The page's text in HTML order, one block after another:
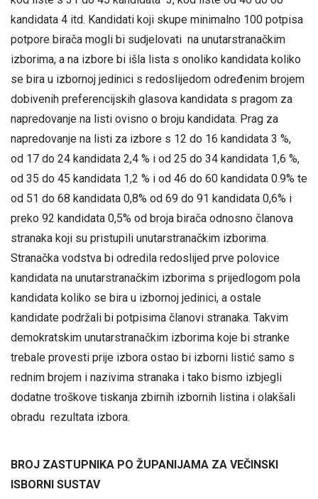
kandidata 4 itd. Kandidati koji skupe minimalno 100 potpisa
potpore birača mogli bi sudjelovati na unutarstranačkim
izborima, a na izbore bi išla lista s onoliko kandidata koliko
se bira u izbornoj jedinici s redoslijedom određenim brojem
dobivenih preferencijskih glasova kandidata s pragom za
napredovanje na listi ovisno o broju kandidata. Prag za
napredovanje na listi za izbore s 12 do 16 kandidata 3 %,
od 17 do 24 kandidata 2,4 % i od 25 do 34 kandidata 1,6 %,
od 35 do 45 kandidata 1,2 % i od 46 do 60 kandidata 0.9% te
od 51 do 68 kandidata 0,8% od 69 do 91 kandidata 0,6% i
preko 92 kandidata 0,5% od broja birača odnosno članova
stranaka koji su pristupili unutarstranačkim izborima.
Stranačka vodstva bi odredila redoslijed prve polovice
kandidata na unutarstranačkim izborima s prijedlogom pola
kandidata koliko se bira u izbornoj jedinici, a ostale
kandidate podržali bi potpisima članovi stranaka. Takvim
demokratskim unutarstranačkim izborima koje bi stranke
trebale provesti prije izbora ostao bi izborni listić samo s
rednim brojem i nazivima stranaka i tako bismo izbjegli
dodatne troškove tiskanja zbirnih izbornih listina i olakšali
obradu rezultata izbora.
BROJ ZASTUPNIKA PO ŽUPANIJAMA ZA VEČINSKI
ISBORNI SUSTAV